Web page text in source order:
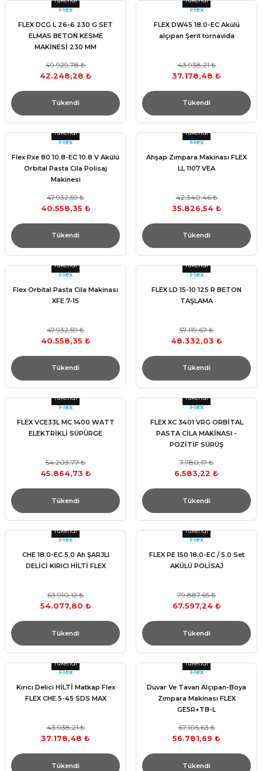
Flex
FLEX DCG L 26-6 230 G SET
ELMAS BETON KESME
MAKİNESİ 230 MM
49.929,78 ₺
42.248,28 ₺
Tükendi
Flex
FLEX DW45 18.0-EC Akülü
alçıpan Şerit tornavida
43.938,21 ₺
37.178,48 ₺
Tükendi
Tükendi
Flex
Flex Pxe 80 10.8-EC 10.8 V Akülü
Orbital Pasta Cila Polisaj
Makinesi
47.932,59 ₺
40.558,35 ₺
Tükendi
Tükendi
Flex
Ahşap Zımpara Makinası FLEX
LL 1107 VEA
42.340,46 ₺
35.826,54 ₺
Tükendi
Tükendi
Flex
Flex Orbital Pasta Cila Makinası
XFE 7-15
47.932,59 ₺
40.558,35 ₺
Tükendi
Tükendi
Flex
FLEX LD 15-10 125 R BETON
TAŞLAMA
57.119,67 ₺
48.332,03 ₺
Tükendi
Tükendi
Flex
FLEX VCE33L MC 1400 WATT
ELEKTRİKLİ SÜPÜRGE
54.203,77 ₺
45.864,73 ₺
Tükendi
Tükendi
Flex
FLEX XC 3401 VRG ORBİTAL
PASTA CİLA MAKİNASI -
POZİTİF SÜRÜŞ
7.780,17 ₺
6.583,22 ₺
Tükendi
Tükendi
Flex
CHE 18.0-EC 5.0 Ah ŞARJLI
DELİCİ KIRICI HİLTİ FLEX
63.910,12 ₺
54.077,80 ₺
Tükendi
Tükendi
Flex
FLEX PE 150 18.0-EC / 5.0 Set
AKÜLÜ POLİSAJ
79.887,65 ₺
67.597,24 ₺
Tükendi
Tükendi
Flex
Kırıcı Delici HİLTİ Matkap Flex
FLEX CHE 5-45 SDS MAX
43.938,21 ₺
37.178,48 ₺
Tükendi
Tükendi
Flex
Duvar Ve Tavan Alçıpan-Boya
Zımpara Makinası FLEX
GE5R+TB-L
67.105,63 ₺
56.781,69 ₺
Tükendi